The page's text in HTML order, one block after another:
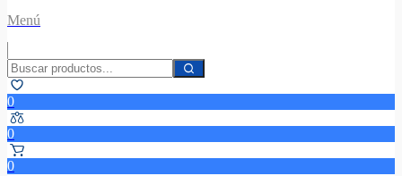
Menú
0
0
0